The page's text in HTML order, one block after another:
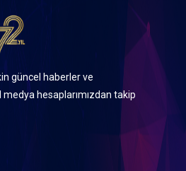
güncel haberler ve
hesaplarımızdan takip